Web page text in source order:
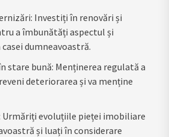
Investiți în renovări și
a îmbunătăți aspectul și
dumneavoastră.
stare bună: Menținerea regulată a
deteriorarea și va menține
Urmăriți evoluțiile pieței imobiliare
și luați în considerare